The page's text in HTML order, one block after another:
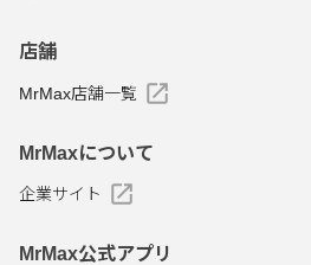
店舗
MrMax店舗一覧
MrMaxについて
企業サイト
MrMax公式アプリ